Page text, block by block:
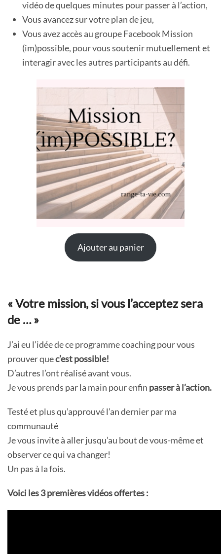
vidéo de quelques minutes pour passer à l’action,
Vous avancez sur votre plan de jeu,
Vous avez accès au groupe Facebook Mission
(im)possible, pour vous soutenir mutuellement et
interagir avec les autres participants au défi.
Ajouter au panier
« Votre mission, si vous l’acceptez sera
de … »
J’ai eu l’idée de ce programme coaching pour vous
prouver quec’est possible!
D’autres l’ont réalisé avant vous.
Je vous prends par la main pour enfin passer à l’action.
Testé et plus qu’approuvé l’an dernier par ma
communauté
Je vous invite à aller jusqu’au bout de vous-même et
observer ce qui va changer!
Un pas à la fois.
Voici les 3 premières vidéos offertes :